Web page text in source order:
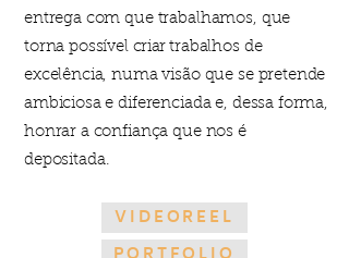
entrega com que trabalhamos, que
torna possível criartrabalhos de
excelência, numa visão que se pretende
ambiciosa e diferenciada e, dessa forma,
honrar a confiança que nos é
depositada.
VIDEOREEL